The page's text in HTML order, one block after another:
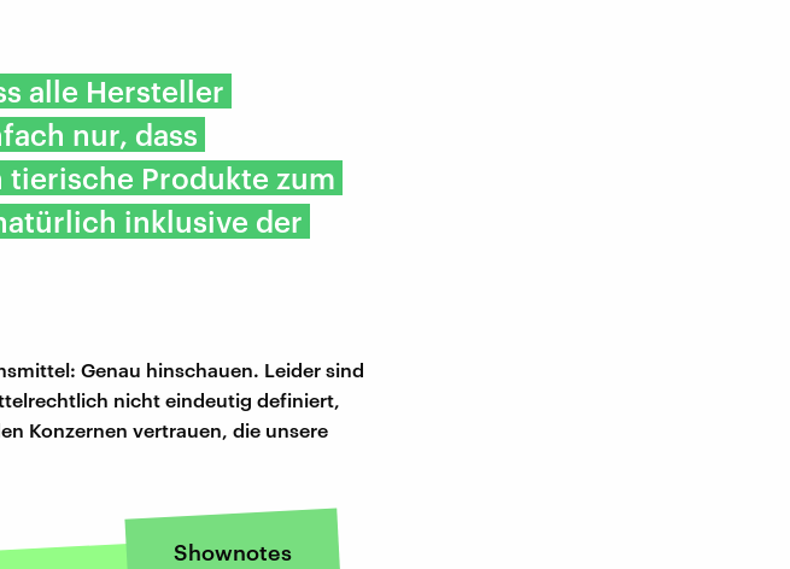
alle Hersteller
nur, dass
Produkte zum
inklusive der
Genau hinschauen. Leider sind
nicht eindeutig definiert,
Konzernen vertrauen, die unsere
Shownotes